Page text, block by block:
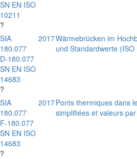
SN EN ISO
10211
?
SIA
180.077
D-180.077
SN EN ISO
14683
?
2017Wärmebrücken im
und Standardwerte
SIA
180.077
F-180.077
SN EN ISO
14683
?
2017Ponts thermiques dans
simplifiées et valeurs